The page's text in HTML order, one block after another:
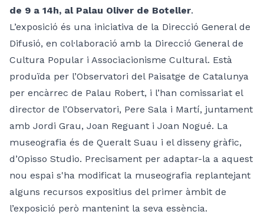
de 9 a 14h, al Palau Oliver de Boteller.
L’exposició és una iniciativa de la Direcció General de
Difusió, en col·laboració amb la Direcció General de
Cultura Popular i Associacionisme Cultural. Està
produïda per l’Observatori del Paisatge de Catalunya
per encàrrec de Palau Robert, i l’han comissariat el
director de l’Observatori, Pere Sala i Martí, juntament
amb Jordi Grau, Joan Reguant i Joan Nogué. La
museografia és de Queralt Suau i el disseny gràfic,
d’Opisso Studio. Precisament per adaptar-la a aquest
nou espai s'ha modificat la museografia replantejant
alguns recursos expositius del primer àmbit de
l’exposició però mantenint la seva essència.